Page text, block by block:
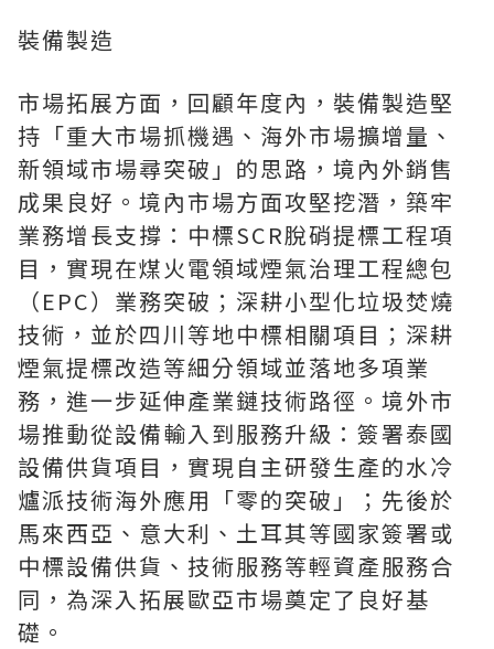
裝備製造
市場拓展方面，回顧年度內，裝備製造堅
持「重大市場抓機遇、海外市場擴增量、
新領域市場尋突破」的思路，境內外銷售
成果良好。境內市場方面攻堅挖潛，築牢
業務增長支撐：中標SCR脫硝提標工程項
目，實現在煤火電領域煙氣治理工程總包
（EPC）業務突破；深耕小型化垃圾焚燒
技術，並於四川等地中標相關項目；深耕
煙氣提標改造等細分領域並落地多項業
務，進一步延伸產業鏈技術路徑。境外市
場推動從設備輸入到服務升級：簽署泰國
設備供貨項目，實現自主研發生產的水冷
爐派技術海外應用「零的突破」；先後於
馬來西亞、意大利、土耳其等國家簽署或
中標設備供貨、技術服務等輕資產服務合
同，為深入拓展歐亞市場奠定了良好基
礎。